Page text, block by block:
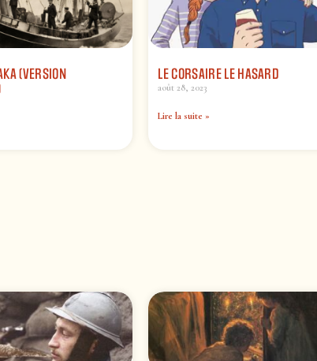
(VERSION
LE CORSAIRE LE HASARD
août 28, 2023
Lire la suite »